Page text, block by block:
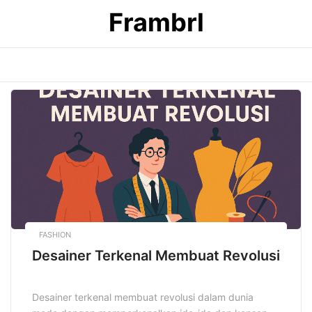
Frambrl
FASHION
Desainer Terkenal Membuat Revolusi
Desainer terkenal membuat revolusi dalam dunia